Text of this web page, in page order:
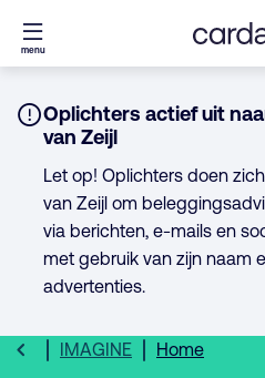
Direct
naar
menu
Notice:
Oplichters actief uit
van Zeijl
Let op! Oplichters doen
van Zeijl om
via berichten, e-mails en
met gebruik van zijn naam
advertenties.
Home
IMAGINE